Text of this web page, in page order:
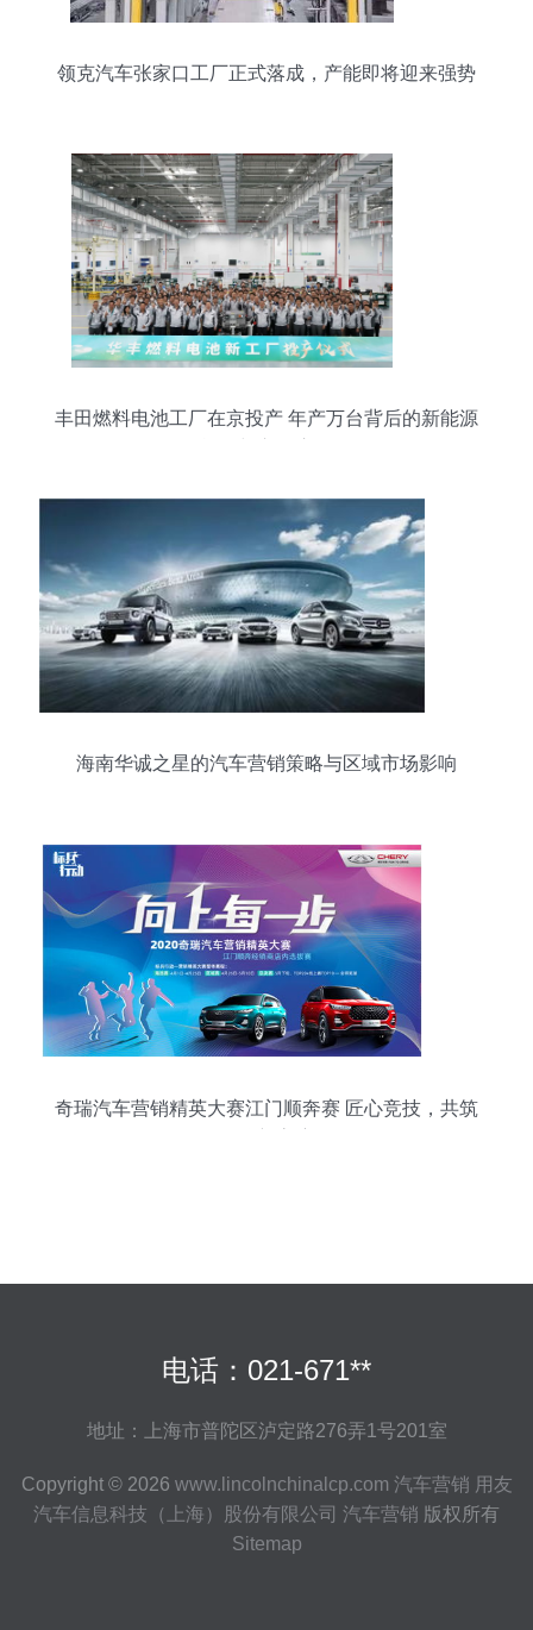
领克汽车张家口工厂正式落成，产能即将迎来强势
丰田燃料电池工厂在京投产 年产万台背后的新能源
海南华诚之星的汽车营销策略与区域市场影响
奇瑞汽车营销精英大赛江门顺奔赛 匠心竞技，共筑
电话：021-671**
地址：上海市普陀区泸定路276弄1号201室
Copyright © 2026 www.lincolnchinalcp.com 汽车营销 用友
汽车信息科技（上海）股份有限公司 汽车营销 版权所有
Sitemap